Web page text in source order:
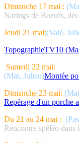
Dimanche 17 mai :
Narings de Boeufs,
Jeudi 21 mai:(Valé,
TopographieTV10
Samedi 22 mai:
(Mat, Julien)Montée
Dimanche 23 mai:
Repérage d'un porche
Du 21 au 24 mai :
Rencontre spéléo dans